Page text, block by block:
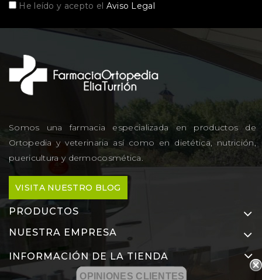
He leído y acepto el Aviso Legal
Somos una farmacia especializada en productos de
Ortopedia y veterinaria así como en dietética, nutrición,
puericultura y dermocosmética.
VISITA NUESTRO BLOG
PRODUCTOS
NUESTRA EMPRESA
INFORMACIÓN DE LA TIENDA
OPINIONES CLIENTES